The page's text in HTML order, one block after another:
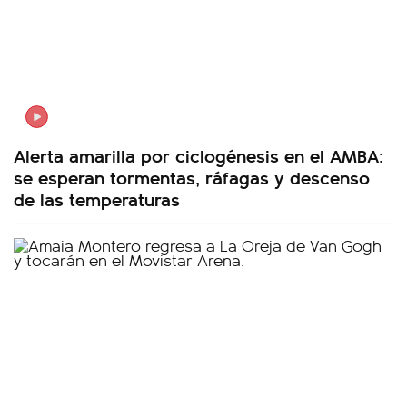
Alerta amarilla por ciclogénesis en el AMBA:
se esperan tormentas, ráfagas y descenso
de las temperaturas